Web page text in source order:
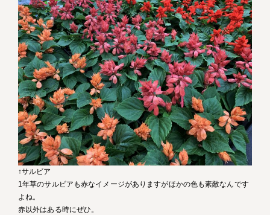
↑サルビア
1年草のサルビアも赤なイメージがありますがほかの色も素敵なんです
よね。
赤以外はある時にぜひ。